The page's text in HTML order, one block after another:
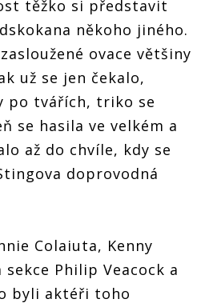
těžko si představit
někoho jiného.
ovace většiny
už se jen čekalo,
po tvářích, triko se
se hasila ve velkém a
až do chvíle, kdy se
doprovodná
Colaiuta, Kenny
Philip Veacock a
byli aktéři toho